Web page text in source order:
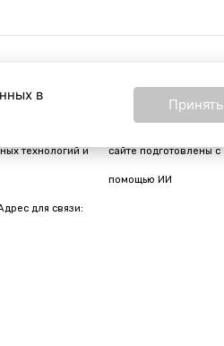
от 24 февраля
технологий и
для связи:
Все материалы на
сайте подготовлены с
помощью ИИ
в
Принять